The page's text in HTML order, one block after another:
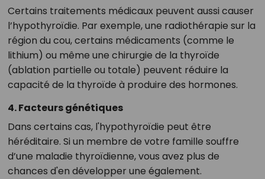
Certains traitements médicaux peuvent aussi causer
l’hypothyroïdie. Par exemple, une radiothérapie sur la
région du cou, certains médicaments (comme le
lithium) ou même une chirurgie de la thyroïde
(ablation partielle ou totale) peuvent réduire la
capacité de la thyroïde à produire des hormones.
4. Facteurs génétiques
Dans certains cas, l'hypothyroïdie peut être
héréditaire. Si un membre de votre famille souffre
d’une maladie thyroïdienne, vous avez plus de
chances d'en développer une également.